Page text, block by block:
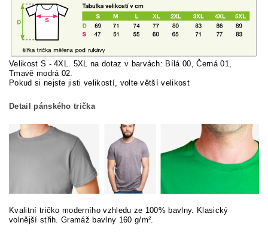
Velikost S - 4XL. 5XL na dotaz v barvách: Bílá 00, Černá 01,
Tmavě modrá 02.
Pokud si nejste jisti velikostí, volte větší velikost
Detail pánského trička
Kvalitní tričko moderního vzhledu ze 100% bavlny. Klasický
volnější střih. Gramáž bavlny 160 g/m².